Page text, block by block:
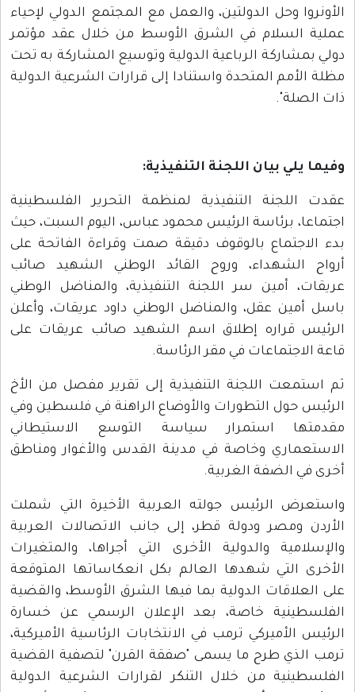
الأونروا وحل الدولتين، والعمل مع المجتمع الدولي لإحياء
عملية السلام في الشرق الأوسط من خلال عقد مؤتمر
دولي بمشاركة الرباعية الدولية وتوسيع المشاركة به تحت
مظلة الأمم المتحدة واستنادا إلى قرارات الشرعية الدولية
ذات الصلة".
وفيما يلي بيان اللجنة التنفيذية:
عقدت اللجنة التنفيذية لمنظمة التحرير الفلسطينية
اجتماعا، برئاسة الرئيس محمود عباس، اليوم السبت، حيث
بدء الاجتماع بالوقوف دقيقة صمت وقراءة الفاتحة على
أرواح الشهداء، وروح القائد الوطني الشهيد صائب
عريقات، أمين سر اللجنة التنفيذية، والمناضل الوطني
باسل أمين عقل، والمناضل الوطني داود عريقات، وأعلن
الرئيس قراره إطلاق اسم الشهيد صائب عريقات على
قاعة الاجتماعات في مقر الرئاسة.
ثم استمعت اللجنة التنفيذية إلى تقرير مفصل من الأخ
الرئيس حول التطورات والأوضاع الراهنة في فلسطين وفي
مقدمتها استمرار سياسة التوسع الاستيطاني
الاستعماري وخاصة في مدينة القدس والأغوار ومناطق
أخرى في الضفة الغربية.
واستعرض الرئيس جولته العربية الأخيرة التي شملت
الأردن ومصر ودولة قطر، إلى جانب الاتصالات العربية
والإسلامية والدولية الأخرى التي أجراها، والمتغيرات
الأخرى التي شهدها العالم بكل انعكاساتها المتوقعة
على العلاقات الدولية بما فيها الشرق الأوسط، والقضية
الفلسطينية خاصة، بعد الإعلان الرسمي عن خسارة
الرئيس الأميركي ترمب في الانتخابات الرئاسية الأميركية،
ترمب الذي طرح ما يسمى "صفقة القرن" لتصفية القضية
الفلسطينية من خلال التنكر لقرارات الشرعية الدولية